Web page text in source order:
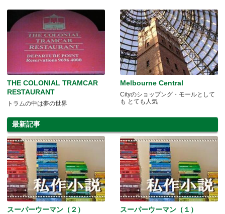
THE COLONIAL TRAMCAR
RESTAURANT
トラムの中は夢の世界
Melbourne Central
Cityのショップング・モールとして
も とても人気
最新記事
スーパーウーマン（２） スーパーウーマン（１）